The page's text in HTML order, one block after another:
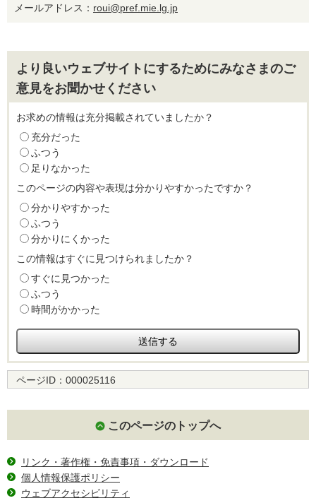
メールアドレス： roui@pref.mie.lg.jp
より良いウェブサイトにするためにみなさまのご
意見をお聞かせください
お求めの情報は充分掲載されていましたか？
充分だった
ふつう
足りなかった
このページの内容や表現は分かりやすかったですか？
分かりやすかった
ふつう
分かりにくかった
この情報はすぐに見つけられましたか？
すぐに見つかった
ふつう
時間がかかった
ページID： 000025116
このページのトップへ
リンク・著作権・免責事項・ダウンロード
個人情報保護ポリシー
ウェブアクセシビリティ